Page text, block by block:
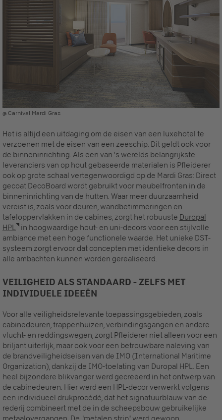
@ Carnival Mardi Gras
Het is altijd een uitdaging om de eisen van een luxehotel te
verzoenen met de eisen van een zeeschip. Dit geldt ook voor
de binneninrichting. Als een van 's werelds belangrijkste
leveranciers van op hout gebaseerde materialen is Pfleiderer
ook op grote schaal vertegenwoordigd op de Mardi Gras: Direct
gecoat DecoBoard wordt gebruikt voor meubelfronten in de
binneninrichting van de hutten. Waar meer duurzaamheid
vereist is, zoals voor deuren, wandbetimmeringen en
tafeloppervlakken in de cabines, zorgt het robuuste Duropal
HPL
in hoogwaardige hout- en uni-decors voor een stijlvolle
ambiance met een hoge functionele waarde. Het unieke DST-
systeem zorgt ervoor dat concepten met identieke decors in
alle ambachten kunnen worden gerealiseerd.
VEILIGHEID ALS STANDAARD - ZELFS MET
INDIVIDUELE IDEEËN
Voor alle veiligheidsrelevante toepassingsgebieden, zoals
cabinedeuren, trappenhuizen, verbindingsgangen en andere
vlucht- en reddingswegen, zorgt Pfleiderer niet alleen voor een
briljant uiterlijk, maar ook voor een betrouwbare naleving van
de brandveiligheidseisen van de IMO (International Maritime
Organization), dankzij de IMO-toelating van Duropal HPL. Een
heel bijzondere blikvanger werd gecreëerd in het ontwerp van
de cabinedeuren. Hier werd een HPL-decor verwerkt volgens
een individueel drukprocédé, dat het signatuurblauw van de
rederij combineert met de in de scheepsbouw gebruikelijke